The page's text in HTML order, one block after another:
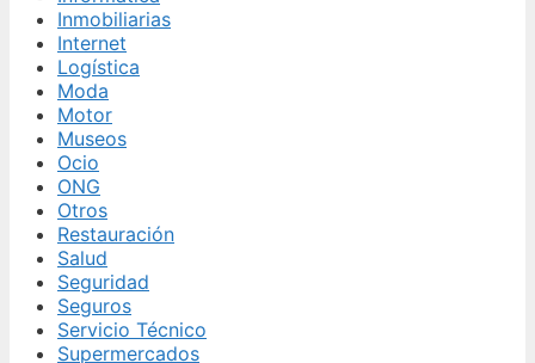
Inmobiliarias
Internet
Logística
Moda
Motor
Museos
Ocio
ONG
Otros
Restauración
Salud
Seguridad
Seguros
Servicio Técnico
Supermercados